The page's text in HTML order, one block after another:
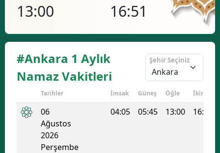
Burdur
Çanakkale
13:00 16:51
#Ankara 1 Aylık
Namaz Vakitleri
Şehir Seçiniz
Tarihler İmsak Güneş Öğle İkindi
06
Ağustos
2026
Perşembe
04:05 05:45 13:00 16:51